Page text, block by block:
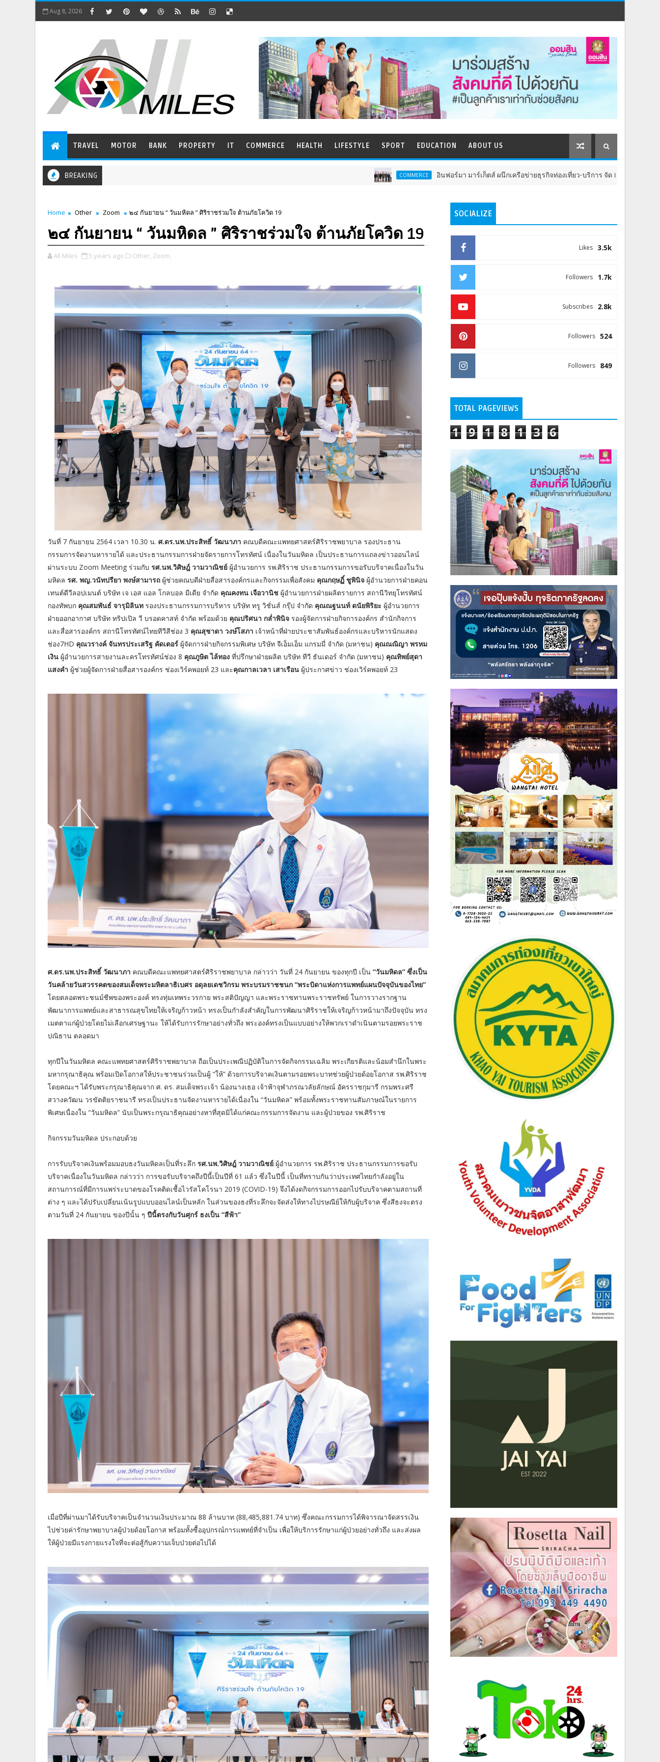
Aug 8, 2026
TRAVEL MOTOR BANK PROPERTY IT COMMERCE HEALTH LIFESTYLE SPORT EDUCATION ABOUT US
BREAKING COMMERCE อินฟอร์มา มาร์เก็ตส์ ผนึกเครือข่ายธุรกิจท่องเที่ยว-บริการ จัด Food & Hospitality Thailand
Home Other Zoom ๒๔ กันยายน “ วันมหิดล ” ศิริราชร่วมใจ ต้านภัยโควิด 19
๒๔ กันยายน “ วันมหิดล ” ศิริราชร่วมใจ ต้านภัยโควิด 19
All Miles 5 years ago Other, Zoom,
วันที่ 7 กันยายน 2564 เวลา 10.30 น. ศ.ดร.นพ.ประสิทธิ์ วัฒนาภา คณบดีคณะแพทยศาสตร์ศิริราชพยาบาล รองประธาน
กรรมการจัดงานหารายได้ และประธานกรรมการฝ่ายจัดรายการโทรทัศน์ เนื่องในวันมหิดล เป็นประธานการแถลงข่าวออนไลน์
ผ่านระบบ Zoom Meeting ร่วมกับ รศ.นพ.วิศิษฎ์ วามวาณิชย์ ผู้อำนวยการ รพ.ศิริราช ประธานกรรมการขอรับบริจาคเนื่องในวัน
มหิดล รศ. พญ.วนัทปรียา พงษ์สามารถ ผู้ช่วยคณบดีฝ่ายสื่อสารองค์กรและกิจกรรมเพื่อสังคม คุณกฤษฏิ์ ชูพินิจ ผู้อำนวยการฝ่ายคอน
เทนต์ดีวีลอปเมนต์ บริษัท เจ เอส แอล โกลบอล มีเดีย จำกัด คุณคงทน เจือวานิช ผู้อำนวยการฝ่ายผลิตรายการ สถานีวิทยุโทรทัศน์
กองทัพบก คุณสมพันธ์ จารุมิลินท รองประธานกรรมการบริหาร บริษัท ทรู วิชั่นส์ กรุ๊ป จำกัด คุณณฐนนท์ ดนัยพิริยะ ผู้อํานวยการ
ฝ่ายออกอากาศ บริษัท ทริปเปิล วี บรอดคาสท์ จำกัด พร้อมด้วย คุณปริศนา กล่ำพินิจ รองผู้จัดการฝ่ายกิจการองค์กร สำนักกิจการ
และสื่อสารองค์กร สถานีโทรทัศน์ไทยทีวีสีช่อง 3 คุณสุชาดา วงษ์โสภา เจ้าหน้าที่ฝ่ายประชาสัมพันธ์องค์กรและบริหารนักแสดง
ช่อง7HD คุณวรางค์ จันทรประเสริฐ คัดเตอร์ ผู้จัดการฝ่ายกิจกรรมพิเศษ บริษัท จีเอ็มเอ็ม แกรมมี่ จำกัด (มหาชน) คุณณณิญา พรหม
เงิน ผู้อำนวยการสายงานละครโทรทัศน์ช่อง 8 คุณภูษิต ไล้ทอง ที่ปรึกษาฝ่ายผลิต บริษัท ทีวี ธันเดอร์ จำกัด (มหาชน) คุณทิพย์สุดา
แสงคำ ผู้ช่วยผู้จัดการฝ่ายสื่อสารองค์กร ช่องเวิร์คพอยท์ 23 และคุณกาลเวลา เสาเรือน ผู้ประกาศข่าว ช่องเวิร์คพอยท์ 23
ศ.ดร.นพ.ประสิทธิ์ วัฒนาภา คณบดีคณะแพทยศาสตร์ศิริราชพยาบาล กล่าวว่า วันที่ 24 กันยายน ของทุกปี เป็น “วันมหิดล” ซึ่งเป็น
วันคล้ายวันสวรรคตของสมเด็จพระมหิตลาธิเบศร อดุลยเดชวิกรม พระบรมราชชนก “พระบิดาแห่งการแพทย์แผนปัจจุบันของไทย”
โดยตลอดพระชนม์ชีพของพระองค์ ทรงทุ่มเทพระวรกาย พระสติปัญญา และพระราชทานพระราชทรัพย์ ในการวางรากฐาน
พัฒนาการแพทย์และสาธารณสุขไทยให้เจริญก้าวหน้า ทรงเป็นกำลังสำคัญในการพัฒนาศิริราชให้เจริญก้าวหน้ามาถึงปัจจุบัน ทรง
เมตตาแก่ผู้ป่วยโดยไม่เลือกเศรษฐานะ ให้ได้รับการรักษาอย่างทั่วถึง พระองค์ทรงเป็นแบบอย่างให้พวกเราดำเนินตามรอยพระราช
ปณิธาน ตลอดมา
ทุกปีในวันมหิดล คณะแพทยศาสตร์ศิริราชพยาบาล ถือเป็นประเพณีปฏิบัติในการจัดกิจกรรมเฉลิม พระเกียรติและน้อมสำนึกในพระ
มหากรุณาธิคุณ พร้อมเปิดโอกาสให้ประชาชนร่วมเป็นผู้ “ให้” ด้วยการบริจาคเงินตามรอยพระบาทช่วยผู้ป่วยด้อยโอกาส รพ.ศิริราช
โดยคณะฯ ได้รับพระกรุณาธิคุณจาก ศ. ดร. สมเด็จพระเจ้า น้องนางเธอ เจ้าฟ้าจุฬาภรณวลัยลักษณ์ อัครราชกุมารี กรมพระศรี
สวางควัฒน วรขัตติยราชนารี ทรงเป็นประธานจัดงานหารายได้เนื่องใน “วันมหิดล” พร้อมทั้งพระราชทานสัมภาษณ์ในรายการ
พิเศษเนื่องใน “วันมหิดล” นับเป็นพระกรุณาธิคุณอย่างหาที่สุดมิได้แก่คณะกรรมการจัดงาน และผู้ป่วยของ รพ.ศิริราช
กิจกรรมวันมหิดล ประกอบด้วย
การรับบริจาคเงินพร้อมมอบธงวันมหิดลเป็นที่ระลึก รศ.นพ.วิศิษฎ์ วามวาณิชย์ ผู้อำนวยการ รพ.ศิริราช ประธานกรรมการขอรับ
บริจาคเนื่องในวันมหิดล กล่าวว่า การขอรับบริจาคถึงปีนี้เป็นปีที่ 61 แล้ว ซึ่งในปีนี้ เป็นที่ทราบกันว่าประเทศไทยกำลังอยู่ใน
สถานการณ์ที่มีการแพร่ระบาดของโรคติดเชื้อไวรัสโคโรนา 2019 (COVID-19) จึงได้งดกิจกรรมการออกไปรับบริจาคตามสถานที่
ต่าง ๆ และได้ปรับเปลี่ยนเน้นรูปแบบออนไลน์เป็นหลัก ในส่วนของธงที่ระลึกจะจัดส่งให้ทางไปรษณีย์ให้กับผู้บริจาค ซึ่งสีธงจะตรง
ตามวันที่ 24 กันยายน ของปีนั้น ๆ ปีนี้ตรงกับวันศุกร์ ธงเป็น “สีฟ้า”
เมื่อปีที่ผ่านมาได้รับบริจาคเป็นจำนวนเงินประมาณ 88 ล้านบาท (88,485,881.74 บาท) ซึ่งคณะกรรมการได้พิจารณาจัดสรรเงิน
ไปช่วยค่ารักษาพยาบาลผู้ป่วยด้อยโอกาส พร้อมทั้งซื้ออุปกรณ์การแพทย์ที่จำเป็น เพื่อให้บริการรักษาแก่ผู้ป่วยอย่างทั่วถึง และส่งผล
ให้ผู้ป่วยมีแรงกายแรงใจที่จะต่อสู้กับความเจ็บป่วยต่อไปได้
SOCIALIZE
3.5k
Likes
1.7k
Followers
2.8k
Subscribes
524
Followers
849
Followers
TOTAL PAGEVIEWS
1 9 1 8 1 3 6